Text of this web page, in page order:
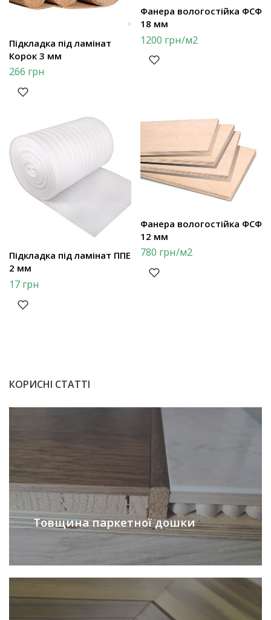
Підкладка під ламінат
Корок 3 мм
266 грн
Фанера вологостійка ФСФ
18 мм
1200 грн/м2
Підкладка під ламінат ППЕ
2 мм
17 грн
Фанера вологостійка ФСФ
12 мм
780 грн/м2
КОРИСНІ СТАТТІ
Товщина паркетної дошки